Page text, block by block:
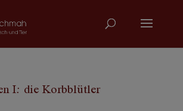
I: die Korbblütler